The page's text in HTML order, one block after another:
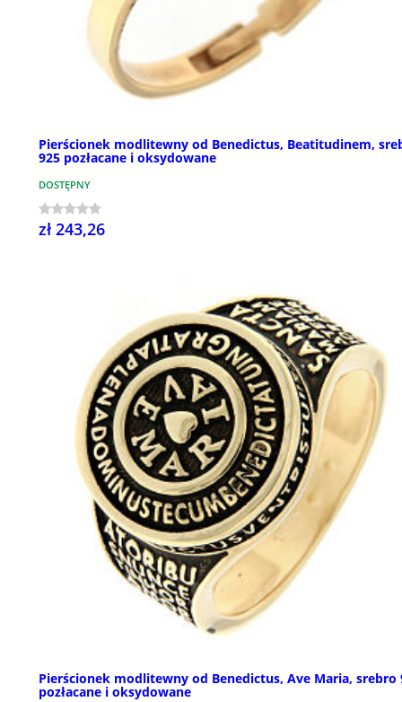
Pierścionek modlitewny od Benedictus, Beatitudinem,
925 pozłacane i oksydowane
DOSTĘPNY
zł 243,26
Pierścionek modlitewny od Benedictus, Ave Maria, srebro
pozłacane i oksydowane